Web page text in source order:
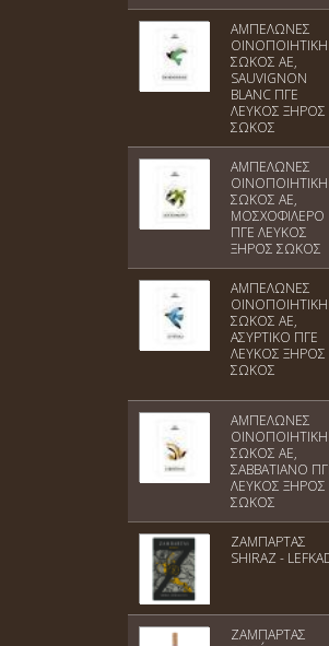
ΑΜΠΕΛΩΝΕΣ
ΟΙΝΟΠΟΙΗΤΙΚΗ
ΣΩΚΟΣ ΑΕ,
SAUVIGNON
BLANC ΠΓΕ
ΛΕΥΚΟΣ ΞΗΡΟΣ
ΣΩΚΟΣ
ΑΜΠΕΛΩΝΕΣ
ΟΙΝΟΠΟΙΗΤΙΚΗ
ΣΩΚΟΣ AE,
ΜΟΣΧΟΦΙΛΕΡΟ
ΠΓΕ ΛΕΥΚΟΣ
ΞΗΡΟΣ ΣΩΚΟΣ
ΑΜΠΕΛΩΝΕΣ
ΟΙΝΟΠΟΙΗΤΙΚΗ
ΣΩΚΟΣ AE,
ΑΣΥΡΤΙΚΟ ΠΓΕ
ΛΕΥΚΟΣ ΞΗΡΟΣ
ΣΩΚΟΣ
ΑΜΠΕΛΩΝΕΣ
ΟΙΝΟΠΟΙΗΤΙΚΗ
ΣΩΚΟΣ AE,
ΣΑΒΒΑΤΙΑΝΟ
ΛΕΥΚΟΣ ΞΗΡΟΣ
ΣΩΚΟΣ
ΖΑΜΠΑΡΤΑΣ
SHIRAZ -
ΖΑΜΠΑΡΤΑΣ